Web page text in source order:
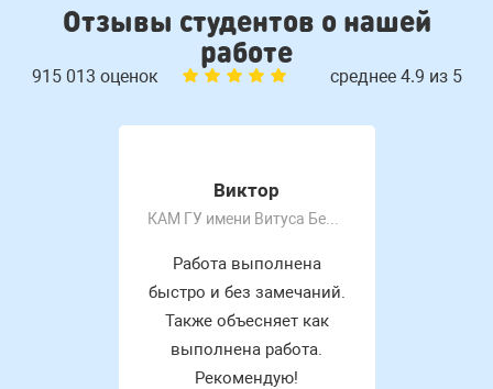
Отзывы студентов о нашей
работе
915 013 оценок среднее 4.9 из 5
Виктор
КАМ ГУ имени Витуса Беринга
Работа выполнена
быстро и без замечаний.
Также объесняет как
выполнена работа.
Рекомендую!